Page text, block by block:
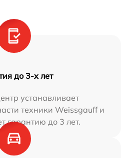
до 3-х лет
устанавливает
техники Weissgauff и
гарантию до 3 лет.